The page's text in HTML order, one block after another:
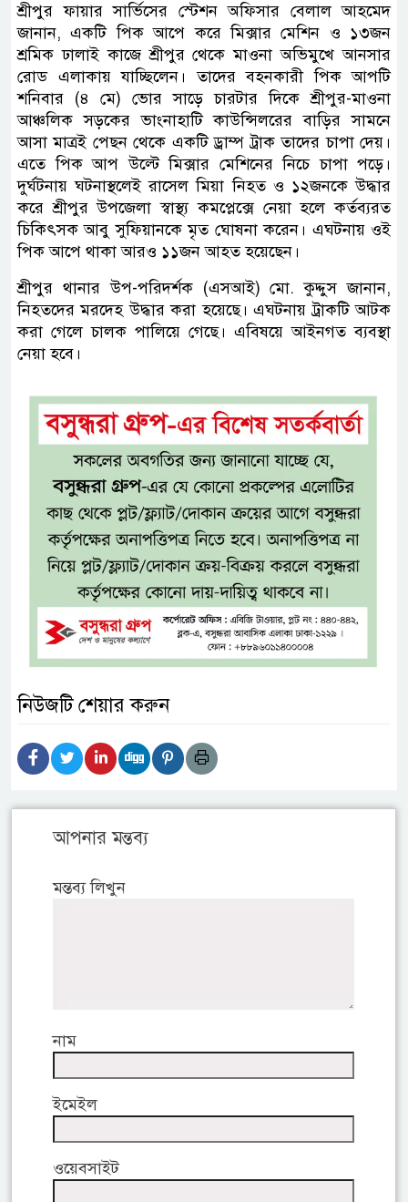
শ্রীপুর ফায়ার সার্ভিসের স্টেশন অফিসার বেলাল আহমেদ
জানান, একটি পিক আপে করে মিক্সার মেশিন ও ১৩জন
শ্রমিক ঢালাই কাজে শ্রীপুর থেকে মাওনা অভিমুখে আনসার
রোড এলাকায় যাচ্ছিলেন। তাদের বহনকারী পিক আপটি
শনিবার (৪ মে) ভোর সাড়ে চারটার দিকে শ্রীপুর-মাওনা
আঞ্চলিক সড়কের ভাংনাহাটি কাউন্সিলরের বাড়ির সামনে
আসা মাত্রই পেছন থেকে একটি ড্রাম্প ট্রাক তাদের চাপা দেয়।
এতে পিক আপ উল্টে মিক্সার মেশিনের নিচে চাপা পড়ে।
দুর্ঘটনায় ঘটনাস্থলেই রাসেল মিয়া নিহত ও ১২জনকে উদ্ধার
করে শ্রীপুর উপজেলা স্বাস্থ্য কমপ্লেক্সে নেয়া হলে কর্তব্যরত
চিকিৎসক আবু সুফিয়ানকে মৃত ঘোষনা করেন। এঘটনায় ওই
পিক আপে থাকা আরও ১১জন আহত হয়েছেন।
শ্রীপুর থানার উপ-পরিদর্শক (এসআই) মো. কুদ্দুস জানান,
নিহতদের মরদেহ উদ্ধার করা হয়েছে। এঘটনায় ট্রাকটি আটক
করা গেলে চালক পালিয়ে গেছে। এবিষয়ে আইনগত ব্যবস্থা
নেয়া হবে।
নিউজটি শেয়ার করুন
আপনার মন্তব্য
মন্তব্য লিখুন
নাম
ইমেইল
ওয়েবসাইট